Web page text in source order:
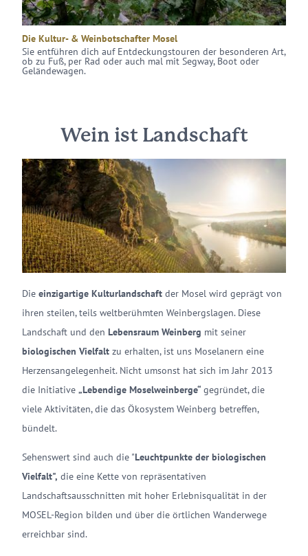
Die Kultur- & Weinbotschafter Mosel
Sie entführen dich auf Entdeckungstouren der besonderen Art,
ob zu Fuß, per Rad oder auch mal mit Segway, Boot oder
Geländewagen.
Wein ist Landschaft
Die einzigartige Kulturlandschaft der Mosel wird geprägt von
ihren steilen, teils weltberühmten Weinbergslagen. Diese
Landschaft und den Lebensraum Weinberg mit seiner
biologischen Vielfalt zu erhalten, ist uns Moselanern eine
Herzensangelegenheit. Nicht umsonst hat sich im Jahr 2013
die Initiative „Lebendige Moselweinberge“ gegründet, die
viele Aktivitäten, die das Ökosystem Weinberg betreffen,
bündelt.
Sehenswert sind auch die "Leuchtpunkte der biologischen
Vielfalt", die eine Kette von repräsentativen
Landschaftsausschnitten mit hoher Erlebnisqualität in der
MOSEL-Region bilden und über die örtlichen Wanderwege
erreichbar sind.